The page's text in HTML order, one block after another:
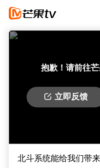
抱歉！请前往
立即反馈
北斗系统能给我们带